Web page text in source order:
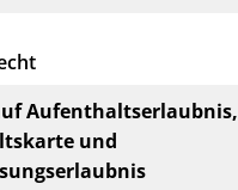
Aufenthaltserlaubnis,
und